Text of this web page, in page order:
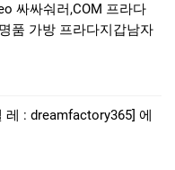
싸싸숴러,COM 프라다
품 가방 프라다지갑남자
레 : dreamfactory365] 에